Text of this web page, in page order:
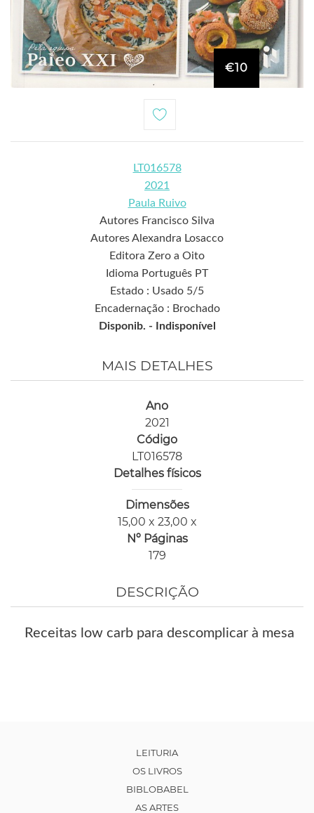
€10
LT016578
2021
Paula Ruivo
Autores Francisco Silva
Autores Alexandra Losacco
Editora Zero a Oito
Idioma Português PT
Estado : Usado 5/5
Encadernação : Brochado
Disponib. -
Indisponível
MAIS DETALHES
Ano
2021
Código
LT016578
Detalhes físicos
Dimensões
15,00 x 23,00 x
Nº Páginas
179
DESCRIÇÃO
Receitas low carb para descomplicar à mesa
LEITURIA
OS LIVROS
BIBLOBABEL
AS ARTES